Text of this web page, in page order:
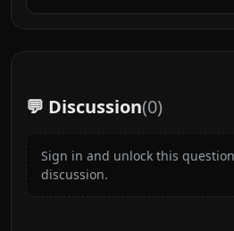
💬 Discussion(0)
Sign in and unlock this
discussion.